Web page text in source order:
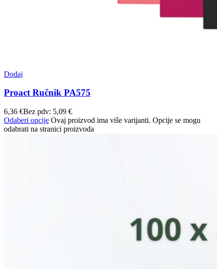
Dodaj
Proact Ručnik PA575
6,36 €Bez pdv: 5,09 €
Odaberi opcije Ovaj proizvod ima više varijanti. Opcije se mogu
odabrati na stranici proizvoda